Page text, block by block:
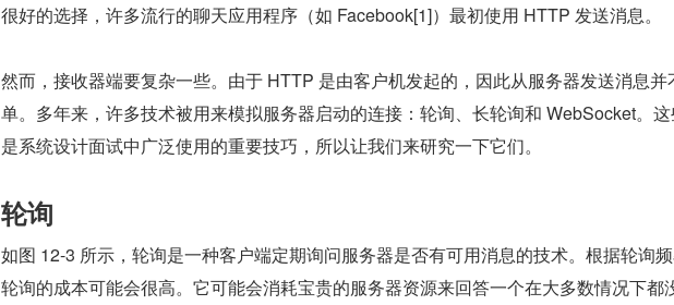
很好的选择，许多流行的聊天应用程序（如 Facebook[1]）最初使用 HTTP 发送消息。
然而，接收器端要复杂一些。由于 HTTP 是由客户机发起的，因此从服务器发送消息并
单。多年来，许多技术被用来模拟服务器启动的连接：轮询、长轮询和 WebSocket。
是系统设计面试中广泛使用的重要技巧，所以让我们来研究一下它们。
轮询
如图 12-3 所示，轮询是一种客户端定期询问服务器是否有可用消息的技术。根据轮询
轮询的成本可能会很高。它可能会消耗宝贵的服务器资源来回答一个在大多数情况下都